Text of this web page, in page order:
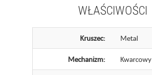
WŁAŚCIWOŚCI
Kruszec: Metal
Mechanizm: Kwarcowy